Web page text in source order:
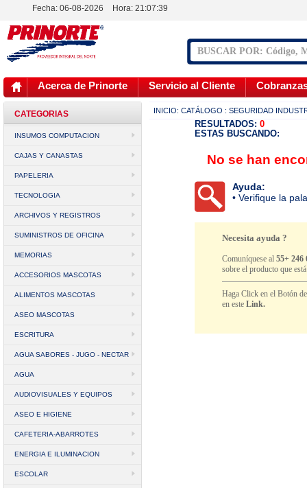
Fecha: 06-08-2026 Hora: 21:07:39
Acerca de Prinorte Servicio al Cliente
CATEGORIAS
INSUMOS COMPUTACION
CAJAS Y CANASTAS
PAPELERIA
TECNOLOGIA
ARCHIVOS Y REGISTROS
SUMINISTROS DE OFICINA
MEMORIAS
ACCESORIOS MASCOTAS
ALIMENTOS MASCOTAS
ASEO MASCOTAS
ESCRITURA
AGUA SABORES - JUGO - NECTAR
AGUA
AUDIOVISUALES Y EQUIPOS
ASEO E HIGIENE
CAFETERIA-ABARROTES
ENERGIA E ILUMINACION
ESCOLAR
INICIO: CATÁLOGO : SEGURIDAD
RESULTADOS: 0
ESTAS BUSCANDO:
No se han
Ayuda:
• Verifique la
Necesita ayuda ?
Comuníquese al55+ 246
sobre el producto que
Haga Click en el Botón
en esteLink.